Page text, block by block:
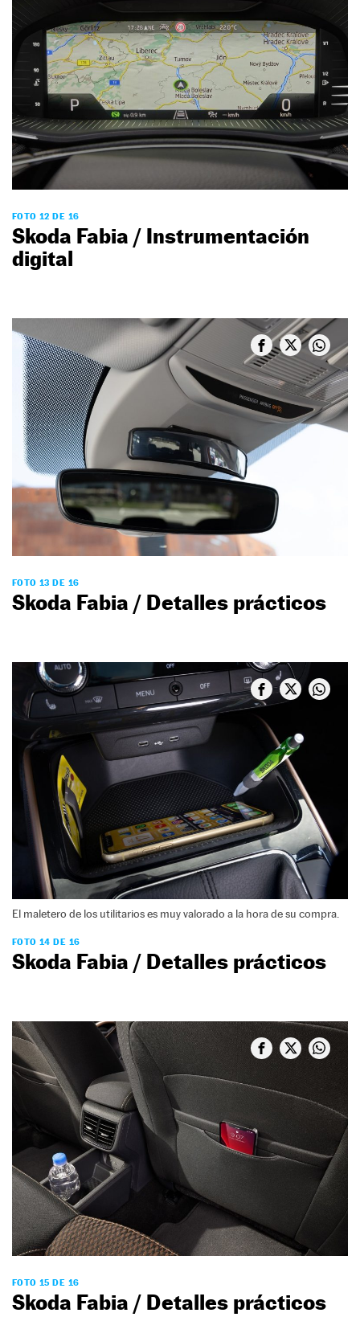
FOTO 12 DE 16
Skoda Fabia / Instrumentación
digital
FOTO 13 DE 16
Skoda Fabia / Detalles prácticos
El maletero de los utilitarios es muy valorado a la hora de su compra.
FOTO 14 DE 16
Skoda Fabia / Detalles prácticos
FOTO 15 DE 16
Skoda Fabia / Detalles prácticos